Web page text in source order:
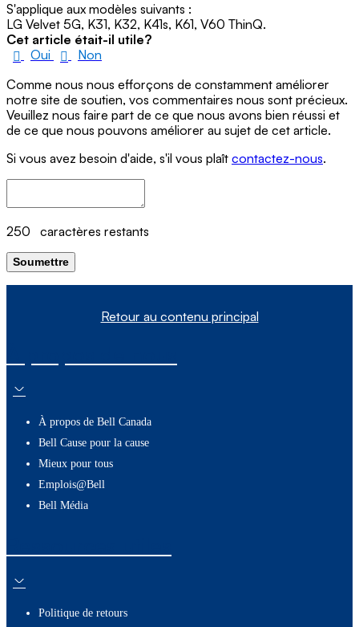
S'applique aux modèles suivants :
LG Velvet 5G, K31, K32, K41s, K61, V60 ThinQ.
Cet article était-il utile?
Oui
Non
Comme nous nous efforçons de constamment améliorer
notre site de soutien, vos commentaires nous sont précieux.
Veuillez nous faire part de ce que nous avons bien réussi et
de ce que nous pouvons améliorer au sujet de cet article.
Si vous avez besoin d'aide, s'il vous plaît contactez-nous.
250 caractères restants
Soumettre
Retour au contenu principal
À propos de Bell Canada
Bell Cause pour la cause
Mieux pour tous
Emplois@Bell
Bell Média
Politique de retours